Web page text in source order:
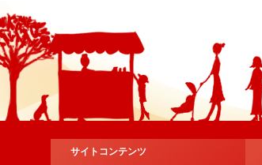
サイトコンテンツ